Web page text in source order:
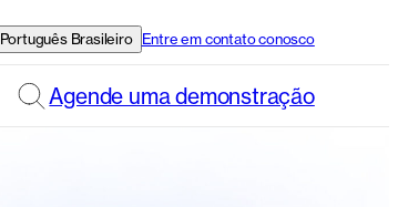
Português Brasileiro Entre em contato conosco
Agende uma demonstração